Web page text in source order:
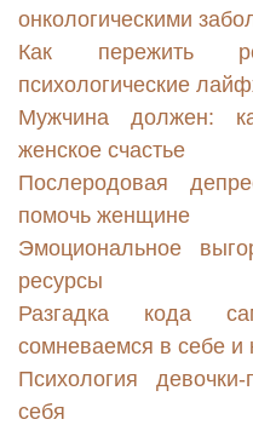
онкологическими
Как пережить
психологические
Мужчина должен:
женское счастье
Послеродовая
помочь женщине
Эмоциональное
ресурсы
Разгадка кода
сомневаемся в себе и
Психология
себя